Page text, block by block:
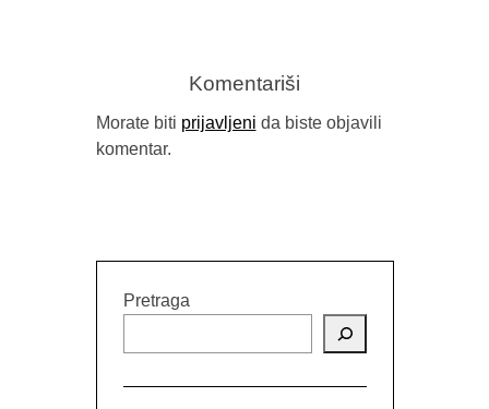
Komentariši
Morate biti prijavljeni da biste objavili
komentar.
Pretraga